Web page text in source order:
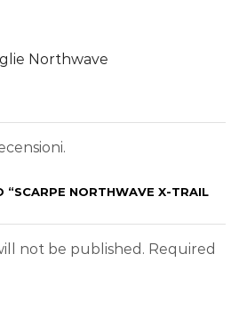
Northwave
“SCARPE NORTHWAVE X-TRAIL
not be published. Required